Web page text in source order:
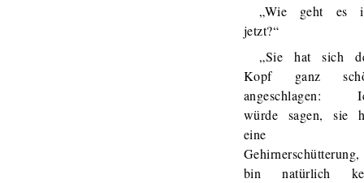
„Wie geht es
jetzt?“
„Sie hat sich
Kopf ganz
angeschlagen:
würde sagen, sie
eine
Gehirnerschütterung,
bin natürlich